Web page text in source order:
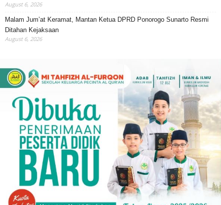
August 6, 2026
Malam Jum’at Keramat, Mantan Ketua DPRD Ponorogo Sunarto Resmi
Ditahan Kejaksaan
August 6, 2026